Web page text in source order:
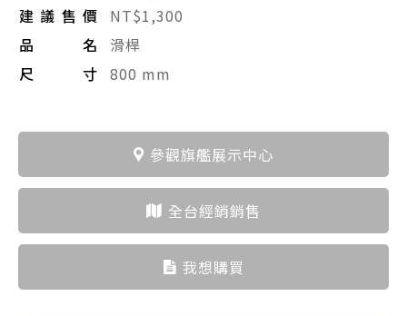
建議售價
NT$1,300
品名
滑桿
尺寸 800 mm
參觀旗艦展示中心
全台經銷銷售
我想購買